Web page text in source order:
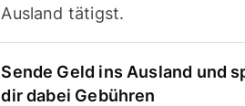
Ausland tätigst.
Sende Geld ins Ausland und
dir dabei Gebühren